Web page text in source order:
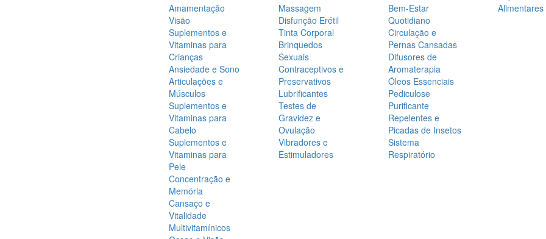
Amamentação
Visão
Suplementos e
Vitaminas para
Crianças
Ansiedade e Sono
Articulações e
Músculos
Suplementos e
Vitaminas para
Cabelo
Suplementos e
Vitaminas para
Pele
Concentração e
Memória
Cansaço e
Vitalidade
Multivitamínicos
Massagem
Disfunção Erétil
Tinta Corporal
Brinquedos
Sexuais
Contraceptivos e
Preservativos
Lubrificantes
Testes de
Gravidez e
Ovulação
Vibradores e
Estimuladores
Bem-Estar
Quotidiano
Circulação e
Pernas Cansadas
Difusores de
Aromaterapia
Óleos Essenciais
Pediculose
Purificante
Repelentes e
Picadas de Insetos
Sistema
Respiratório
Alimentares